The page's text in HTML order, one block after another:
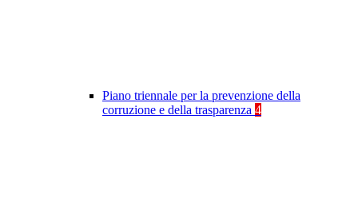
Piano triennale per la prevenzione della
corruzione e della trasparenza 4